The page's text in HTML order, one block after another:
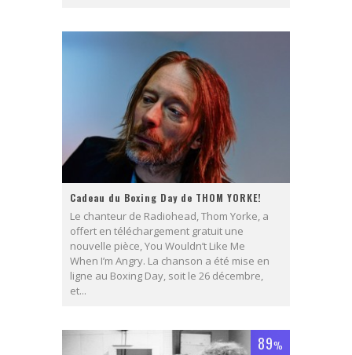
Cadeau du Boxing Day de THOM YORKE!
Le chanteur de Radiohead, Thom Yorke, a
offert en téléchargement gratuit une
nouvelle pièce, You Wouldn’t Like Me
When I’m Angry. La chanson a été mise en
ligne au Boxing Day, soit le 26 décembre,
et...
89%